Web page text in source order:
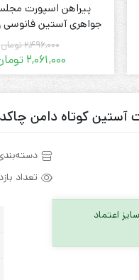
پیراهن اسپورت
جواهری آستین فانوسی
بزرگ
2,496,000تومان
قیمت
اصلی:
بود.
2,061,000
قیمت
فعلی:
کوتاه دامن
تعداد
اعتماد